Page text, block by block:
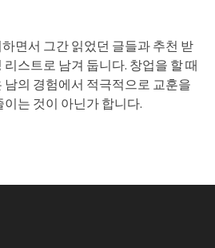
면서 그간 읽었던 글들과 추천 받
스트로 남겨 둡니다. 창업을 할 때
남의 경험에서 적극적으로 교훈을
는 것이 아닌가 합니다.